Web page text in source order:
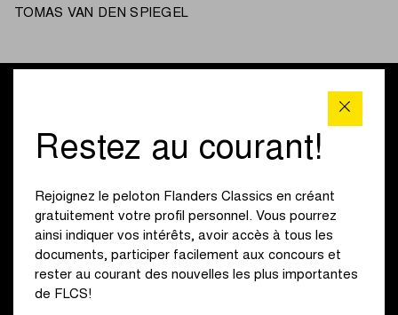
TOMAS VAN DEN SPIEGEL
Restez au courant!
Rejoignez le peloton Flanders Classics en créant
gratuitement votre profil personnel. Vous pourrez
ainsi indiquer vos intérêts, avoir accès à tous les
documents, participer facilement aux concours et
rester au courant des nouvelles les plus importantes
de FLCS!